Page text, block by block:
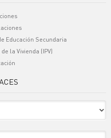
Educación Secundaria
la Vivienda (IPV)